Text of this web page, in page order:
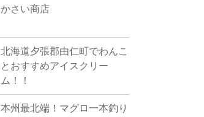
かさい商店
北海道夕張郡由仁町でわんこ
とおすすめアイスクリー
ム！！
本州最北端！マグロ一本釣り